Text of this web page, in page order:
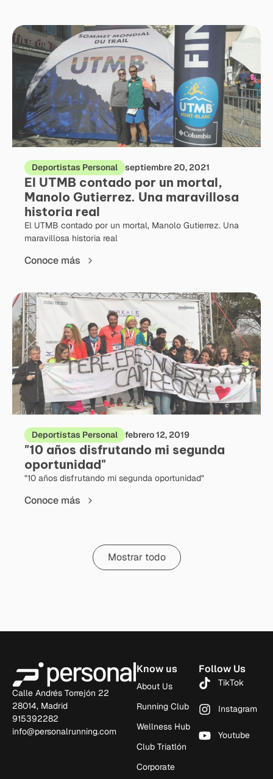
Deportistas Personal septiembre 20, 2021
El UTMB contado por un mortal,
Manolo Gutierrez. Una maravillosa
historia real
El UTMB contado por un mortal, Manolo Gutierrez. Una
maravillosa historia real
Conoce más
Deportistas Personal febrero 12, 2019
"10 años disfrutando mi segunda
oportunidad"
"10 años disfrutando mi segunda oportunidad"
Conoce más
Mostrar todo
Calle Andrés Torrejón 22
28014, Madrid
915392282
info@personalrunning.com
Know us
About Us
Running Club
Wellness Hub
Club Triatlón
Corporate
Follow Us
TikTok
Instagram
Youtube